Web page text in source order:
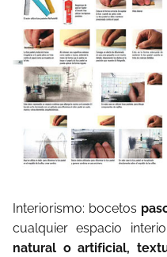
Interiorismo: bocetos
cualquier espacio
natural o artificial,